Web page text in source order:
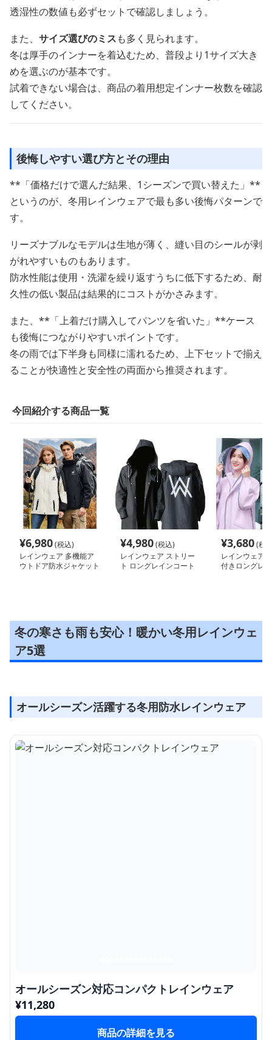
透湿性の数値も必ずセットで確認しましょう。
また、 サイズ選びのミスも多く見られます。
冬は厚手のインナーを着込むため、普段より1サイズ大き
めを選ぶのが基本です。
試着できない場合は、商品の着用想定インナー枚数を確認
してください。
後悔しやすい選び方とその理由
**「価格だけで選んだ結果、1シーズンで買い替えた」**
というのが、冬用レインウェアで最も多い後悔パターンで
す。
リーズナブルなモデルは生地が薄く、縫い目のシールが剥
がれやすいものもあります。
防水性能は使用・洗濯を繰り返すうちに低下するため、耐
久性の低い製品は結果的にコストがかさみます。
また、**「上着だけ購入してパンツを省いた」**ケース
も後悔につながりやすいポイントです。
冬の雨では下半身も同様に濡れるため、上下セットで揃え
ることが快適性と安全性の両面から推奨されます。
今回紹介する商品一覧
¥6,980(税込)
レインウェア 多機能ア
ウトドア防水ジャケット
¥4,980(税込)
レインウェア ストリー
ト ロングレインコート
¥3,680(税
レインウェア
付きロングレ
冬の寒さも雨も安心！暖かい冬用レインウェ
ア5選
オールシーズン活躍する冬用防水レインウェア
オールシーズン対応コンパクトレインウェア
¥11,280
商品の詳細を見る